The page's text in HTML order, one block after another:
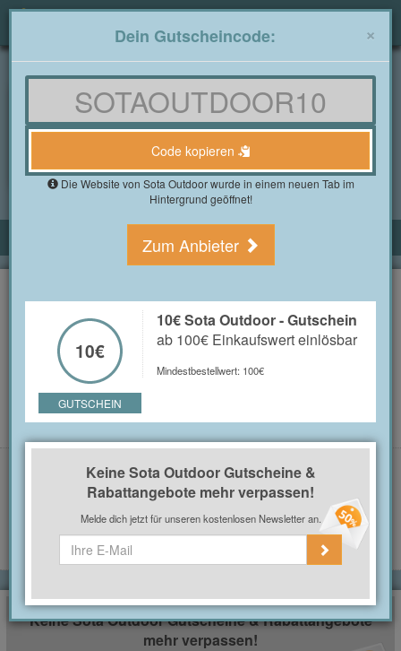
Gutscheine4free.de»Alle Shops»Sota Outdoor Gutscheine
3 Bewertung(en)
Sota Outdoor Gutscheine
im August 2026
ALLE SOTA OUTDOOR GUTSCHEINE
10€
GUTSCHEIN
ab 100€ Einkaufswert einlösbar
Code kopieren
10%
GUTSCHEIN
10% Gutschein Sota Outdoor
für Neukunden einlösbar
GUTSCHEIN ANZEIGEN
Keine Sota Outdoor Gutscheine & Rabattangebote
mehr verpassen!
×
Dein Gutscheincode:
Code kopieren
Die Website von Sota Outdoor wurde in einem neuen Tab im
Hintergrund geöffnet!
Zum Anbieter
10€
GUTSCHEIN
10€ Sota Outdoor - Gutschein
ab 100€ Einkaufswert einlösbar
Mindestbestellwert: 100€
Keine Sota Outdoor Gutscheine &
Rabattangebote mehr verpassen!
Melde dich jetzt für unseren kostenlosen Newsletter an.